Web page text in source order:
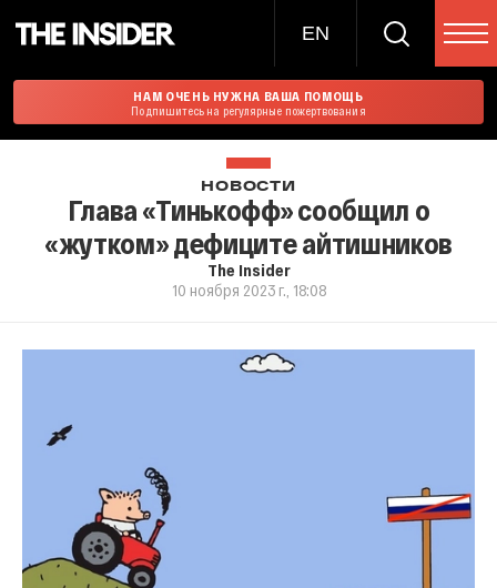
EN
НАМ ОЧЕНЬ НУЖНА ВАША ПОМОЩЬ
Подпишитесь на регулярные пожертвования
НОВОСТИ
Глава «Тинькофф» сообщил о
«жутком» дефиците айтишников
The Insider
10 ноября 2023 г., 18:08